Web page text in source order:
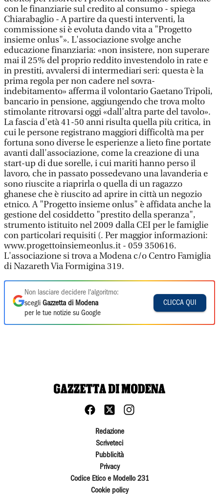
con le finanziarie sul credito al consumo - spiega
Chiarabaglio - A partire da questi interventi, la
commissione si è evoluta dando vita a "Progetto
insieme onlus"». L'associazione svolge anche
educazione finanziaria: «non insistere, non superare
mai il 25% del proprio reddito investendolo in rate e
in prestiti, avvalersi di intermediari seri: questa è la
prima regola per non cadere nel sovra-
indebitamento» afferma il volontario Gaetano Tripoli,
bancario in pensione, aggiungendo che trova molto
stimolante ritrovarsi oggi «dall'altra parte del tavolo».
La fascia d'età 41-50 anni risulta quella più critica, in
cui le persone registrano maggiori difficoltà ma per
fortuna sono diverse le esperienze a lieto fine portate
avanti dall'associazione, come la creazione di una
start-up di due sorelle, i cui mariti hanno perso il
lavoro, che in passato possedevano una lavanderia e
sono riuscite a riaprirla o quella di un ragazzo
ghanese che è riuscito ad aprire in città un negozio
etnico. A "Progetto insieme onlus" è affidata anche la
gestione del cosiddetto "prestito della speranza",
strumento istituito nel 2009 dalla CEI per le famiglie
con particolari requisiti (. Per maggior informazioni:
www.progettoinsiemeonlus.it - 059 350616.
L'associazione si trova a Modena c/o Centro Famiglia
di Nazareth Via Formigina 319.
Non lasciare decidere l'algoritmo:
scegli Gazzetta di Modena
per le tue notizie su Google
CLICCA QUI
Redazione
Scriveteci
Pubblicità
Privacy
Codice Etico e Modello 231
Cookie policy